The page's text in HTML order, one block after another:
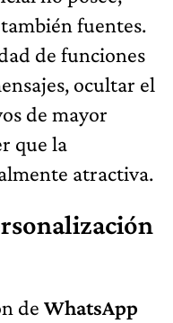
fuentes.
de funciones
ocultar el
de mayor
que la
atractiva.
de WhatsApp